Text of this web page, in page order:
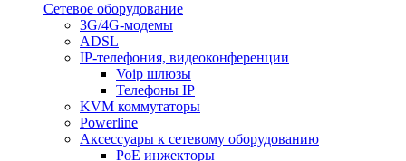
Сетевое оборудование
3G/4G-модемы
ADSL
IP-телефония, видеоконференции
Voip шлюзы
Телефоны IP
KVM коммутаторы
Powerline
Аксессуары к сетевому оборудованию
PoE инжекторы